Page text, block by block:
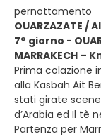
pernottamento
OUARZAZATE /
7° giorno -
MARRAKECH –
Prima colazione
alla Kasbah Ait
stati girate
d’Arabia ed Il tè
Partenza per